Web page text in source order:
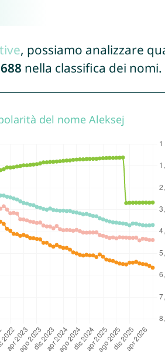
, possiamo analizzare
nella classifica dei nomi.